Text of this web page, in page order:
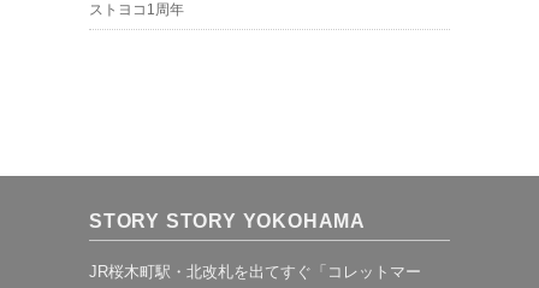
ストヨコ1周年
STORY STORY YOKOHAMA
JR桜木町駅・北改札を出てすぐ「コレットマー